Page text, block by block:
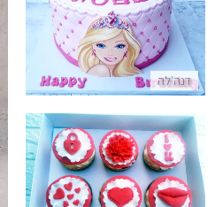
דנה'לה
התקשר/י
קאפקייקס ליום האהבה מבצק סוכר
התקשר/י